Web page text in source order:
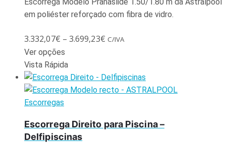
Escorrega Modelo Pranaslide 1.50/1.80 m da Astralpool
em poliéster reforçado com fibra de vidro.
3.332,07€ – 3.699,23€ C/IVA
Ver opções
Vista Rápida
Escorregas
Escorrega Direito para Piscina –
Delfipiscinas